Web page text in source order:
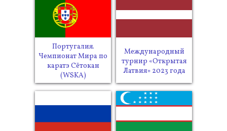
Португалия.
Чемпионат Мира по
каратэ Сётокан
(WSKA)
Международный
турнир «Открытая
Латвия» 2023 года